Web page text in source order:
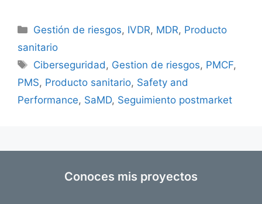
Gestión de riesgos, IVDR, MDR, Producto
sanitario
Ciberseguridad , Gestion de riesgos, PMCF,
PMS, Producto sanitario, Safety and
Performance, SaMD, Seguimiento postmarket
Conoces mis proyectos